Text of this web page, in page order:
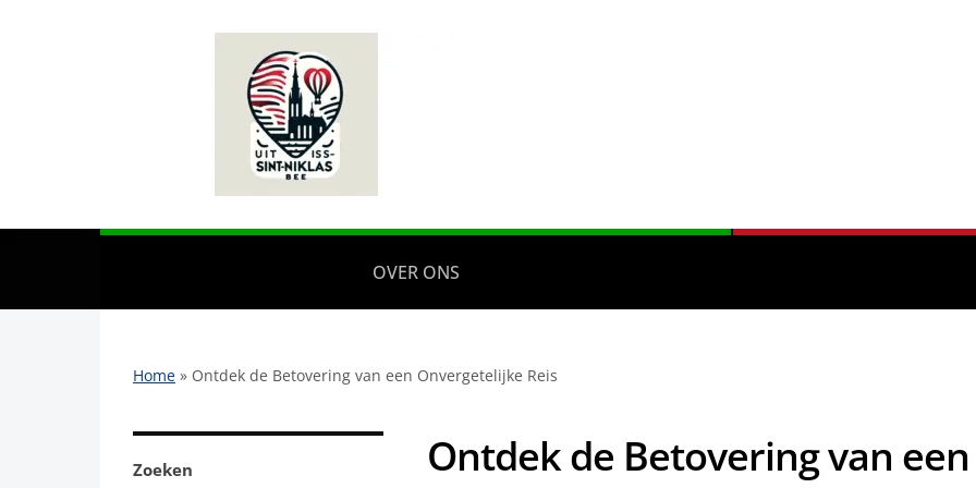
OVER ONS
Home » Ontdek de Betovering van een Onvergetelijke Reis
Zoeken
Ontdek de Betovering van een